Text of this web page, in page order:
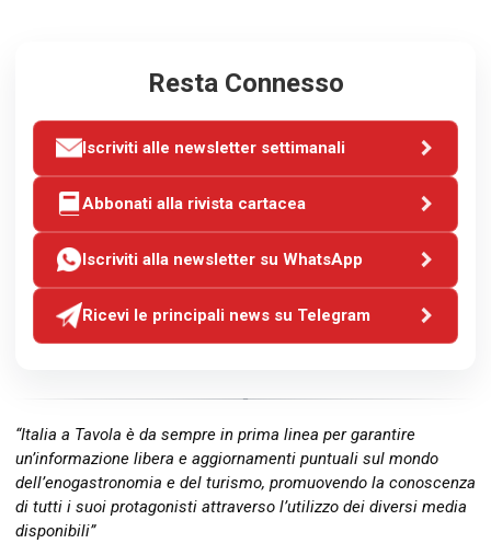
Resta Connesso
Iscriviti alle newsletter settimanali
Abbonati alla rivista cartacea
Iscriviti alla newsletter su WhatsApp
Ricevi le principali news su Telegram
“Italia a Tavola è da sempre in prima linea per garantire
un’informazione libera e aggiornamenti puntuali sul mondo
dell’enogastronomia e del turismo, promuovendo la conoscenza
di tutti i suoi protagonisti attraverso l’utilizzo dei diversi media
disponibili”